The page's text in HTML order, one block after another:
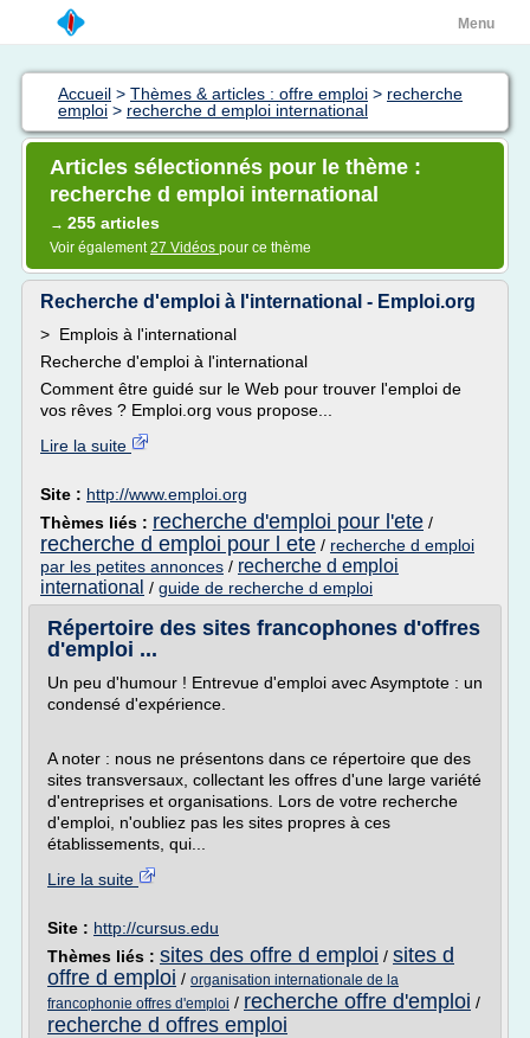
Menu
Accueil > Thèmes & articles : offre emploi > recherche
emploi > recherche d emploi international
Articles sélectionnés pour le thème :
recherche d emploi international
→ 255 articles
Voir également27 Vidéos pour ce thème
Recherche d'emploi à l'international - Emploi.org
> Emplois à l'international
Recherche d'emploi à l'international
Comment être guidé sur le Web pour trouver l'emploi de
vos rêves ? Emploi.org vous propose...
Lire la suite
Site : http://www.emploi.org
Thèmes liés : recherche d'emploi pour l'ete /
recherche d emploi pour l ete / recherche d emploi
par les petites annonces / recherche d emploi
international / guide de recherche d emploi
Répertoire des sites francophones d'offres
d'emploi ...
Un peu d'humour ! Entrevue d'emploi avec Asymptote : un
condensé d'expérience.
A noter : nous ne présentons dans ce répertoire que des
sites transversaux, collectant les offres d'une large variété
d'entreprises et organisations. Lors de votre recherche
d'emploi, n'oubliez pas les sites propres à ces
établissements, qui...
Lire la suite
Site : http://cursus.edu
Thèmes liés : sites des offre d emploi / sites d
offre d emploi / organisation internationale de la
francophonie offres d'emploi / recherche offre d'emploi /
recherche d offres emploi